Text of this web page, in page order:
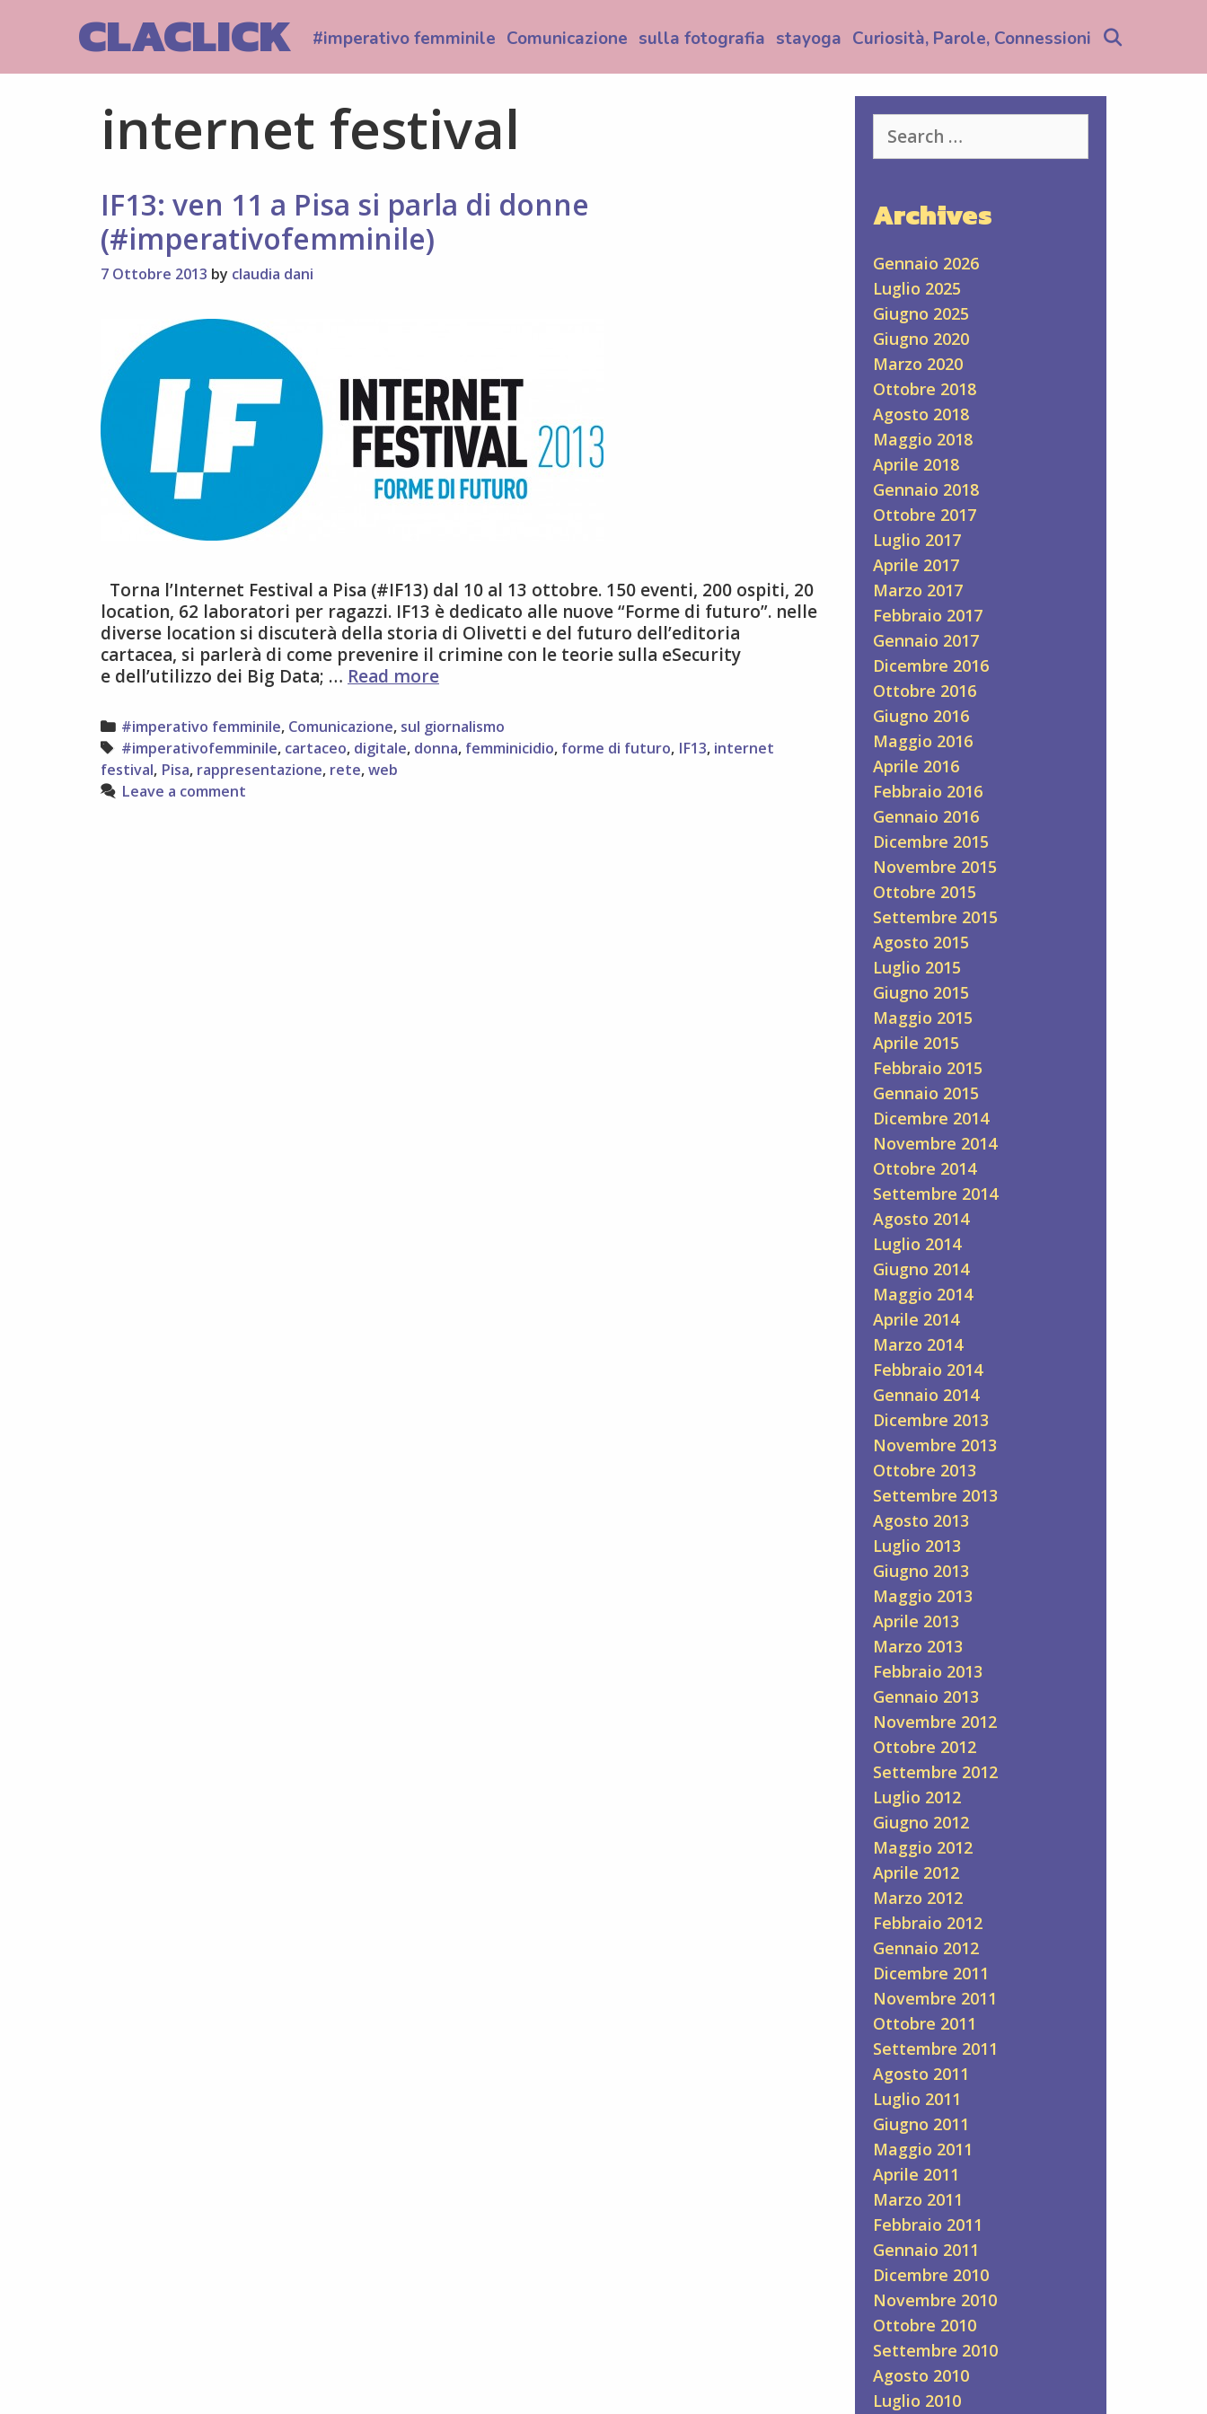
CLACLICK #imperativo femminile Comunicazione sulla fotografia stayoga Curiosità, Parole, Connessioni
internet festival
IF13: ven 11 a Pisa si parla di donne
(#imperativofemminile)
7 Ottobre 2013 by claudia dani
Torna l’Internet Festival a Pisa (#IF13) dal 10 al 13 ottobre. 150 eventi, 200 ospiti, 20
location, 62 laboratori per ragazzi. IF13 è dedicato alle nuove “Forme di futuro”. nelle
diverse location si discuterà della storia di Olivetti e del futuro dell’editoria
cartacea, si parlerà di come prevenire il crimine con le teorie sulla eSecurity
e dell’utilizzo dei Big Data; … Read moreIF13:
11
a
Pisa
Categories
#imperativo femminile, Comunicazione, sul giornalismo
Tags
#imperativofemminile, cartaceo, digitale, donna, femminicidio, forme di futuro, IF13, internet
festival, Pisa, rappresentazione, rete,web
Leave a comment
for:
Archives
Gennaio 2026
Luglio 2025
Giugno 2025
Giugno 2020
Marzo 2020
Ottobre 2018
Agosto 2018
Maggio 2018
Aprile 2018
Gennaio 2018
Ottobre 2017
Luglio 2017
Aprile 2017
Marzo 2017
Febbraio 2017
Gennaio 2017
Dicembre 2016
Ottobre 2016
Giugno 2016
Maggio 2016
Aprile 2016
Febbraio 2016
Gennaio 2016
Dicembre 2015
Novembre 2015
Ottobre 2015
Settembre 2015
Agosto 2015
Luglio 2015
Giugno 2015
Maggio 2015
Aprile 2015
Febbraio 2015
Gennaio 2015
Dicembre 2014
Novembre 2014
Ottobre 2014
Settembre 2014
Agosto 2014
Luglio 2014
Giugno 2014
Maggio 2014
Aprile 2014
Marzo 2014
Febbraio 2014
Gennaio 2014
Dicembre 2013
Novembre 2013
Ottobre 2013
Settembre 2013
Agosto 2013
Luglio 2013
Giugno 2013
Maggio 2013
Aprile 2013
Marzo 2013
Febbraio 2013
Gennaio 2013
Novembre 2012
Ottobre 2012
Settembre 2012
Luglio 2012
Giugno 2012
Maggio 2012
Aprile 2012
Marzo 2012
Febbraio 2012
Gennaio 2012
Dicembre 2011
Novembre 2011
Ottobre 2011
Settembre 2011
Agosto 2011
Luglio 2011
Giugno 2011
Maggio 2011
Aprile 2011
Marzo 2011
Febbraio 2011
Gennaio 2011
Dicembre 2010
Novembre 2010
Ottobre 2010
Settembre 2010
Agosto 2010
Luglio 2010